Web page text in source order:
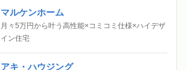
マルケンホーム
月々5万円から叶う高性能×コミコミ仕様×ハイデザ
イン住宅
アキ・ハウジング